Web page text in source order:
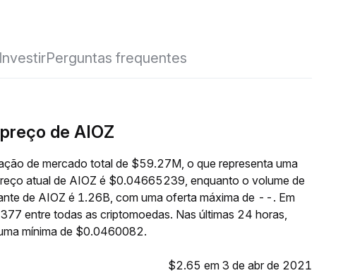
InvestirPerguntas frequentes
de AIOZ
de mercado total de $59.27M, o que representa uma
atual de AIOZ é $0.04665239, enquanto o volume de
de AIOZ é 1.26B, com uma oferta máxima de --. Em
entre todas as criptomoedas. Nas últimas 24 horas,
mínima de $0.0460082.
$2.65 em 3 de abr de 2021